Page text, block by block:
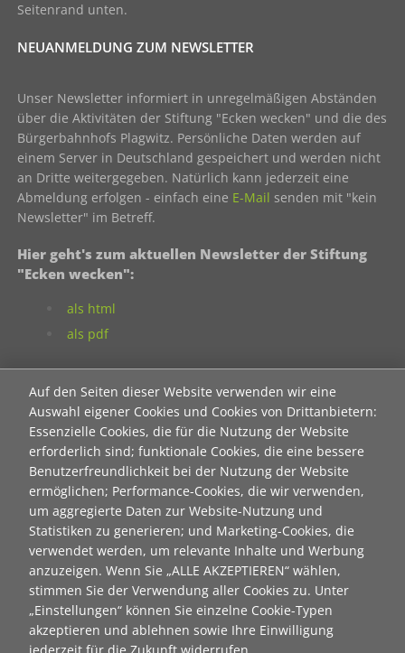
Auf den Seiten dieser Website verwenden wir eine
Auswahl eigener Cookies und Cookies von Drittanbietern:
Essenzielle Cookies, die für die Nutzung der Website
erforderlich sind; funktionale Cookies, die eine bessere
Benutzerfreundlichkeit bei der Nutzung der Website
ermöglichen; Performance-Cookies, die wir verwenden,
um aggregierte Daten zur Website-Nutzung und
Statistiken zu generieren; und Marketing-Cookies, die
verwendet werden, um relevante Inhalte und Werbung
anzuzeigen. Wenn Sie „ALLE AKZEPTIEREN“ wählen,
stimmen Sie der Verwendung aller Cookies zu. Unter
„Einstellungen“ können Sie einzelne Cookie-Typen
akzeptieren und ablehnen sowie Ihre Einwilligung
Seitenrand unten.
NEUANMELDUNG ZUM NEWSLETTER
Unser Newsletter informiert in unregelmäßigen Abständen
über die Aktivitäten der Stiftung "Ecken wecken" und die des
Bürgerbahnhofs Plagwitz. Persönliche Daten werden auf
einem Server in Deutschland gespeichert und werden nicht
an Dritte weitergegeben. Natürlich kann jederzeit eine
Abmeldung erfolgen - einfach eine E-Mail senden mit "kein
Newsletter" im Betreff.
Hier geht's zum aktuellen Newsletter der Stiftung
"Ecken wecken":
als html
als pdf
Neuanmeldung zum Newsletter der Stiftung "Ecken
wecken":
Contact 1
Anrede
Titel
Vorname